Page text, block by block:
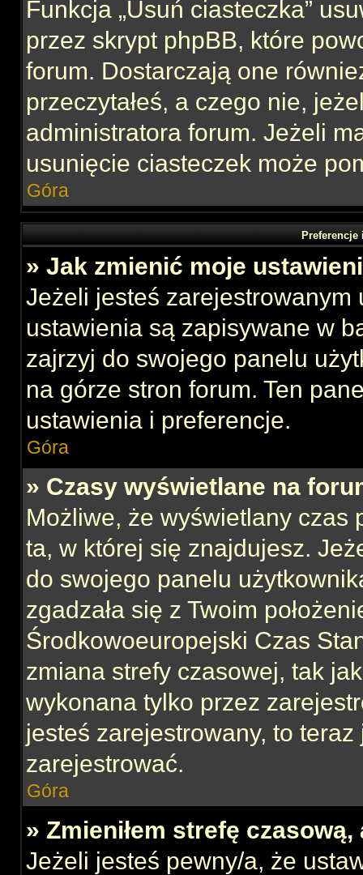
Funkcja „Usuń ciasteczka”
przez skrypt phpBB, które
forum. Dostarczają one
przeczytałeś, a czego nie,
administratora forum. Jeżeli
usunięcie ciasteczek może
Góra
» Jak zmienić moje
Jeżeli jesteś zarejestrowanym
ustawienia są zapisywane w
zajrzyj do swojego panelu
na górze stron forum. Ten
ustawienia i preferencje.
Góra
» Czasy wyświetlane na
Możliwe, że wyświetlany czas
ta, w której się znajdujesz.
do swojego panelu
zgadzała się z Twoim
Środkowoeuropejski Czas
zmiana strefy czasowej, tak
wykonana tylko przez
jesteś zarejestrowany, to
zarejestrować.
Góra
» Zmieniłem strefę
Jeżeli jesteś pewny/a, że